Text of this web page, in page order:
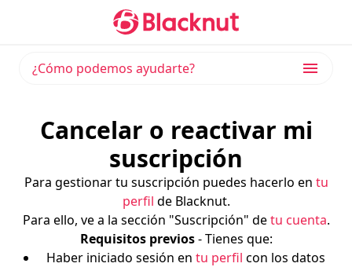
¿Cómo podemos ayudarte?
Cancelar o reactivar mi
suscripción
Para gestionar tu suscripción puedes hacerlo en tu
perfil de Blacknut.
Para ello, ve a la sección "Suscripción" detu cuenta.
Requisitos previos- Tienes que:
Haber iniciado sesión en tu perfil con los datos